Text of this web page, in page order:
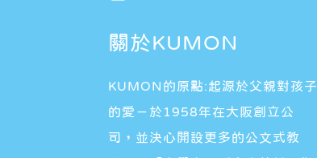
關於KUMON
KUMON的原點:起源於父親對孩子
的愛－於1958年在大阪創立公
司，並決心開設更多的公文式教